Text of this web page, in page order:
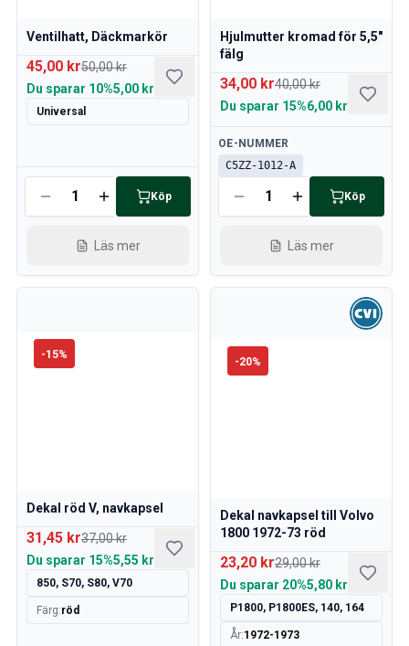
Ventilhatt, Däckmarkör
45,00 kr50,00 kr
Du sparar 10%5,00 kr
Universal
Köp
Läs mer
Hjulmutter kromad för 5,5"
fälg
34,00 kr40,00 kr
Du sparar 15%6,00 kr
Tillgänglig
OE-NUMMER
C5ZZ-1012-A
Köp
Läs mer
-15%
Dekal röd V, navkapsel
31,45 kr37,00 kr
Du sparar 15%5,55 kr
850, S70, S80, V70
Färg:röd
-20%
Dekal navkapsel till Volvo
1800 1972-73 röd
23,20 kr29,00 kr
Du sparar 20%5,80 kr
P1800, P1800ES, 140, 164
År:1972-1973